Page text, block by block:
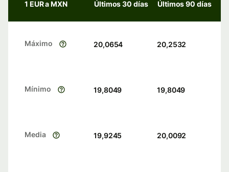
1 EUR a MXN Últimos 30 días Últimos 90 días
Máximo 20,0654 20,2532
Mínimo 19,8049 19,8049
Media 19,9245 20,0092